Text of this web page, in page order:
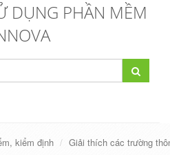
DỤNG PHẦN MỀM
kiểm định Giải thích các trường